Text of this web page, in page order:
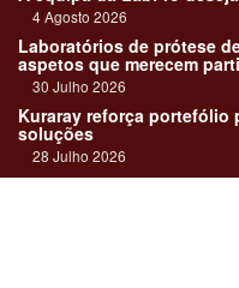
4 Agosto 2026
Laboratórios de prótese
aspetos que merecem
30 Julho 2026
Kuraray reforça portefólio
soluções
28 Julho 2026
"Devemos encarar cada